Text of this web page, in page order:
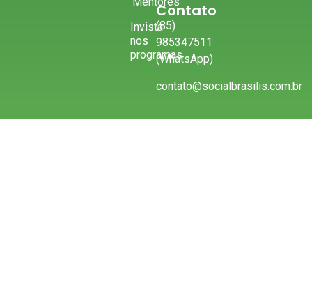
Invista
nos
programas
Contato
(85)
985347511
(WhatsApp)
contato@socialbrasilis.com.br